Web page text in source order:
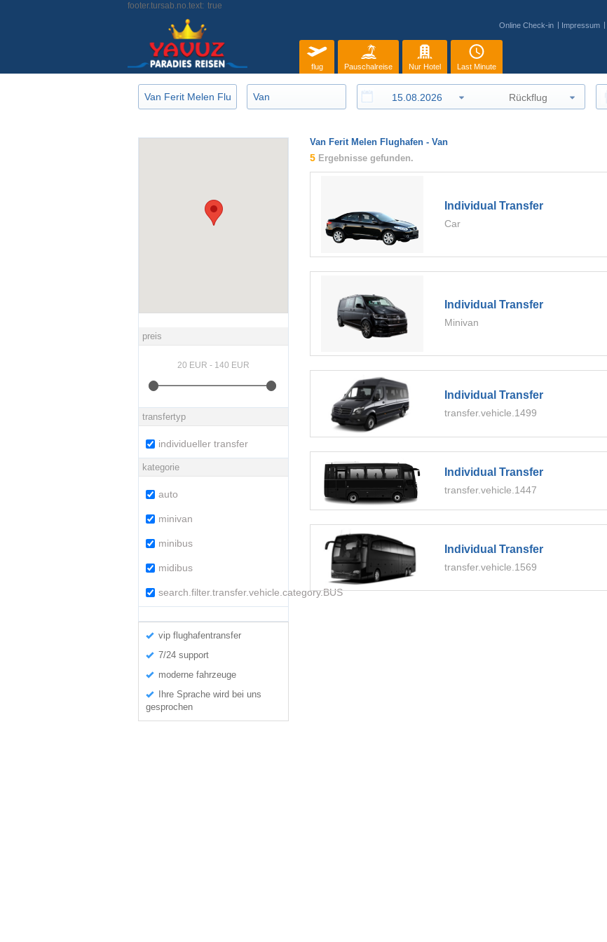
footer.tursab.no.text: true
Online Check-in Impressum
flug Pauschalreise Nur Hotel Last Minute
preis
transfertyp
individueller transfer
kategorie
auto
minivan
minibus
midibus
search.filter.transfer.vehicle.category.BUS
vip flughafentransfer
7/24 support
moderne fahrzeuge
Ihre Sprache wird bei uns
gesprochen
Van Ferit Melen Flughafen - Van
5 Ergebnisse gefunden.
Individual Transfer
Car
Individual Transfer
Minivan
Individual Transfer
transfer.vehicle.1499
Individual Transfer
transfer.vehicle.1447
Individual Transfer
transfer.vehicle.1569